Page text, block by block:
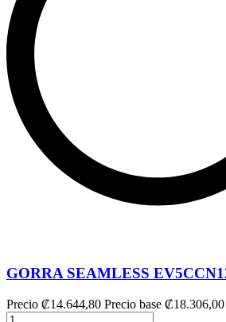
GORRA SEAMLESS
Precio ₡14.644,80 Precio base ₡18.306,00